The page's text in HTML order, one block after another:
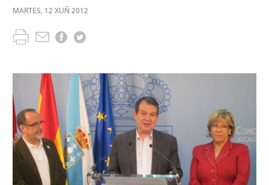
MARTES, 12 XUÑ 2012